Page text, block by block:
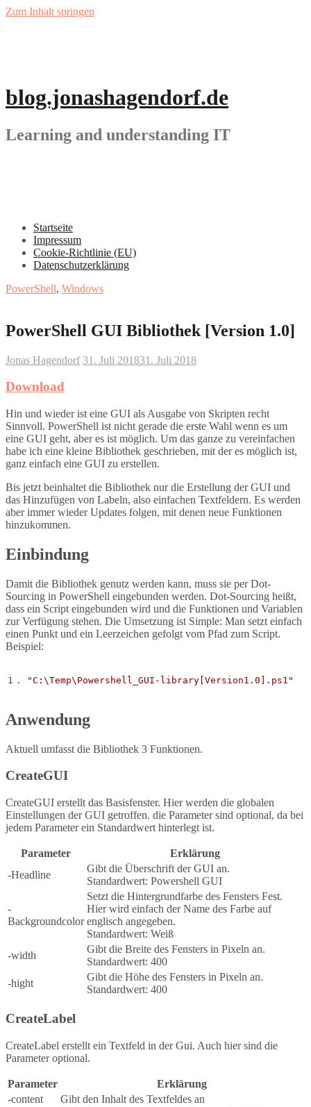
Zum Inhalt springen
blog.jonashagendorf.de
Learning and understanding IT
Startseite
Impressum
Cookie-Richtlinie (EU)
Datenschutzerklärung
PowerShell, Windows
PowerShell GUI Bibliothek [Version 1.0]
Jonas Hagendorf 31. Juli 201831. Juli 2018
Download
Hin und wieder ist eine GUI als Ausgabe von Skripten recht
Sinnvoll. PowerShell ist nicht gerade die erste Wahl wenn es um
eine GUI geht, aber es ist möglich. Um das ganze zu vereinfachen
habe ich eine kleine Bibliothek geschrieben, mit der es möglich ist,
ganz einfach eine GUI zu erstellen.
Bis jetzt beinhaltet die Bibliothek nur die Erstellung der GUI und
das Hinzufügen von Labeln, also einfachen Textfeldern. Es werden
aber immer wieder Updates folgen, mit denen neue Funktionen
hinzukommen.
Einbindung
Damit die Bibliothek genutz werden kann, muss sie per Dot-
Sourcing in PowerShell eingebunden werden. Dot-Sourcing heißt,
dass ein Script eingebunden wird und die Funktionen und Variablen
zur Verfügung stehen. Die Umsetzung ist Simple: Man setzt einfach
einen Punkt und ein Leerzeichen gefolgt vom Pfad zum Script.
Beispiel:
. "C:\Temp\Powershell_GUI-library[Version1.0].ps1"
Anwendung
Aktuell umfasst die Bibliothek 3 Funktionen.
CreateGUI
CreateGUI erstellt das Basisfenster. Hier werden die globalen
Einstellungen der GUI getroffen. die Parameter sind optional, da bei
jedem Parameter ein Standardwert hinterlegt ist.
Parameter
Erklärung
-Headline
Gibt die Überschrift der GUI an.
Standardwert: Powershell GUI
-
Backgroundcolor
Setzt die Hintergrundfarbe des Fensters Fest.
Hier wird einfach der Name des Farbe auf
englisch angegeben.
Standardwert: Weiß
-width
Gibt die Breite des Fensters in Pixeln an.
Standardwert: 400
-hight
Gibt die Höhe des Fensters in Pixeln an.
Standardwert: 400
CreateLabel
CreateLabel erstellt ein Textfeld in der Gui. Auch hier sind die
Parameter optional.
Parameter
Erklärung
-content
Gibt den Inhalt des Textfeldes an